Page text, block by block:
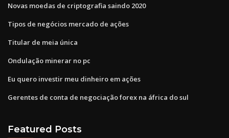
Novas moedas de criptografia saindo 2020
Tipos de negócios mercado de ações
Titular de meia única
Ondulação minerar no pc
Eu quero investir meu dinheiro em ações
Gerentes de conta de negociação forex na áfrica do sul
Featured Posts